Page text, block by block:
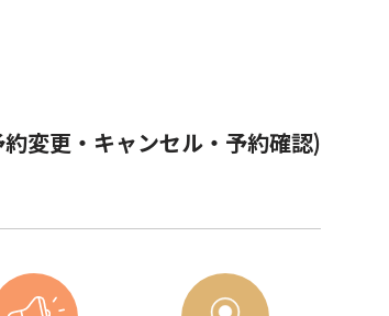
約変更・キャンセル・予約確認)